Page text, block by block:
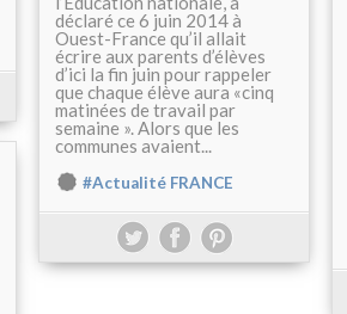
déclaré ce 6 juin 2014 à
Ouest-France qu’il allait
écrire aux parents d’élèves
d’ici la fin juin pour rappeler
que chaque élève aura «cinq
matinées de travail par
semaine ». Alors que les
communes avaient...
#Actualité FRANCE